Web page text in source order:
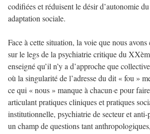
codifiées et réduisent le désir d’autonomie
adaptation sociale.
Face à cette situation, la voie que nous
sur le legs de la psychiatrie critique du
enseigné qu’il n’y a d’approche que
où la singularité de l’adresse du dit « fou »
ce qui « nous » manque à chacun·e pour
articulant pratiques cliniques et pratiques
institutionnelle, psychiatrie de secteur et
un champ de questions tant